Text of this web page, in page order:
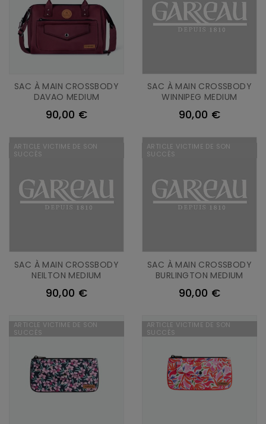
SAC À MAIN CROSSBODY
DAVAO MEDIUM
90,00 €
SAC À MAIN CROSSBODY
WINNIPEG MEDIUM
90,00 €
SAC À MAIN CROSSBODY
NEILTON MEDIUM
90,00 €
ARTICLE VICTIME DE SON
SUCCÈS
SAC À MAIN CROSSBODY
BURLINGTON MEDIUM
90,00 €
ARTICLE VICTIME DE SON
SUCCÈS
ARTICLE VICTIME DE SON
SUCCÈS
ARTICLE VICTIME DE SON
SUCCÈS